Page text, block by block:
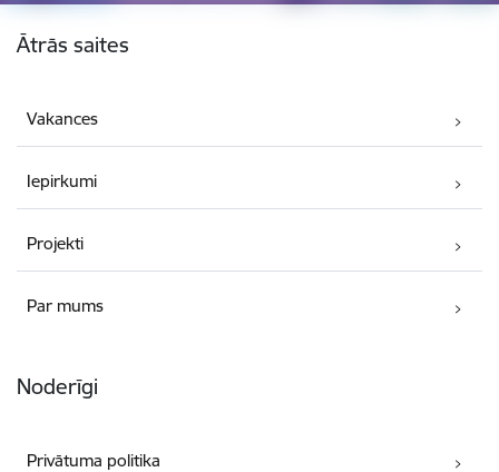
Kājene
Ātrās saites
Vakances
Iepirkumi
Projekti
Par mums
Noderīgi
Privātuma politika